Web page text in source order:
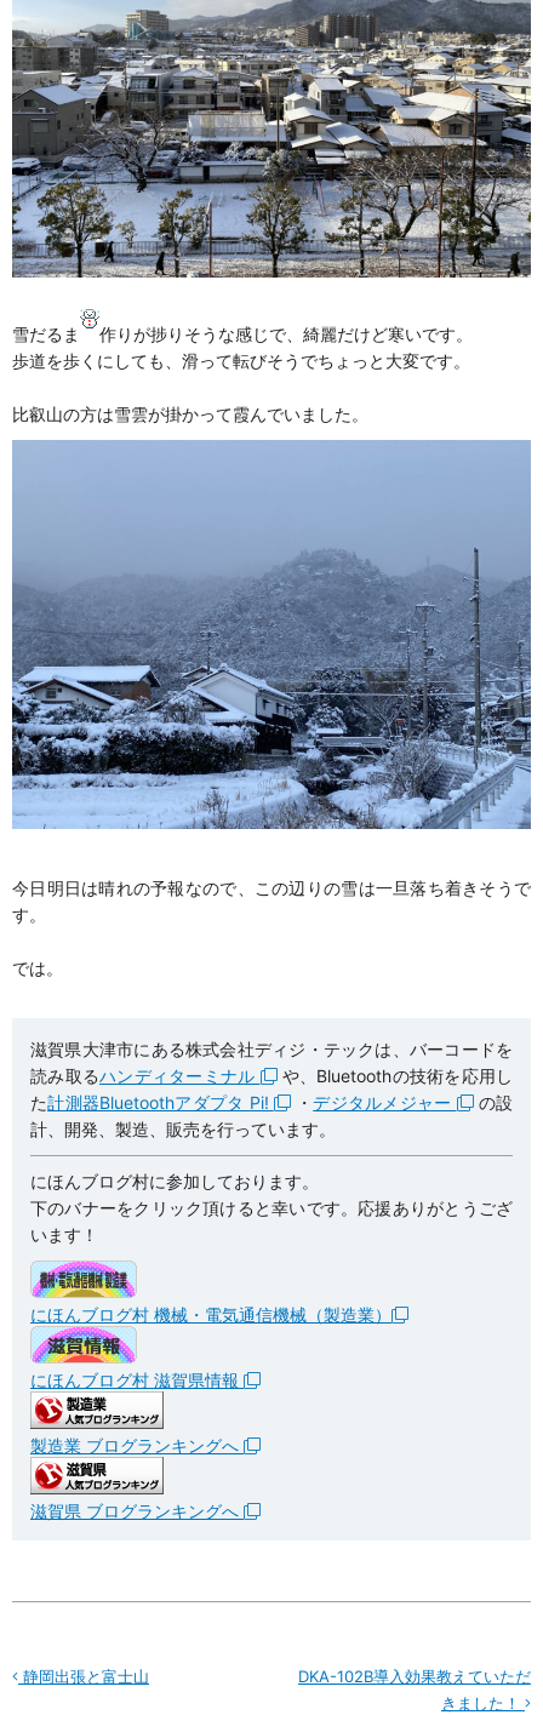
雪だるま
作りが捗りそうな感じで、綺麗だけど寒いです。
歩道を歩くにしても、滑って転びそうでちょっと大変です。
比叡山の方は雪雲が掛かって霞んでいました。
今日明日は晴れの予報なので、この辺りの雪は一旦落ち着きそうで
す。
では。
滋賀県大津市にある株式会社ディジ・テックは、バーコードを
読み取るハンディターミナル
や、Bluetoothの技術を応用し
た計測器Bluetoothアダプタ Pi! ・デジタルメジャー
の設
計、開発、製造、販売を行っています。
にほんブログ村に参加しております。
下のバナーをクリック頂けると幸いです。応援ありがとうござ
います！
にほんブログ村 機械・電気通信機械（製造業）
にほんブログ村 滋賀県情報
製造業 ブログランキングへ
滋賀県 ブログランキングへ
静岡出張と富士山
DKA-102B導入効果教えていただ
きました！